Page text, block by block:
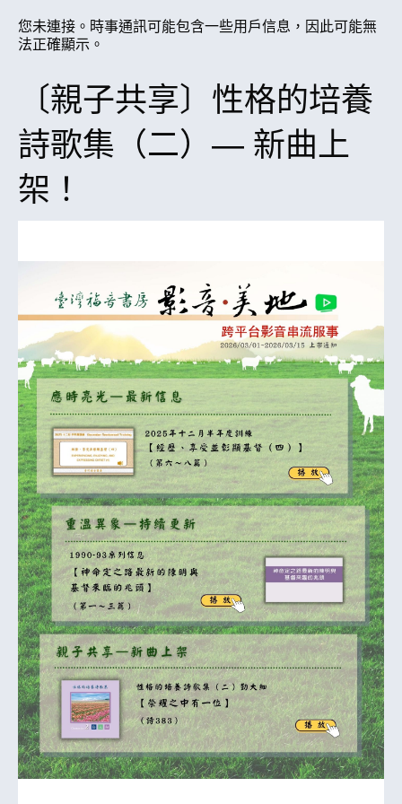
您未連接。時事通訊可能包含一些用戶信息，因此可能無
法正確顯示。
〔親子共享〕性格的培養
詩歌集（二）— 新曲上
架！